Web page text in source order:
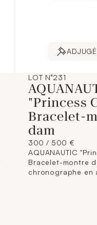
LOT N°231
"Princess
Bracelet-
dam
300 / 500 €
AQUANAUTIC
Bracelet-montre
chronographe en